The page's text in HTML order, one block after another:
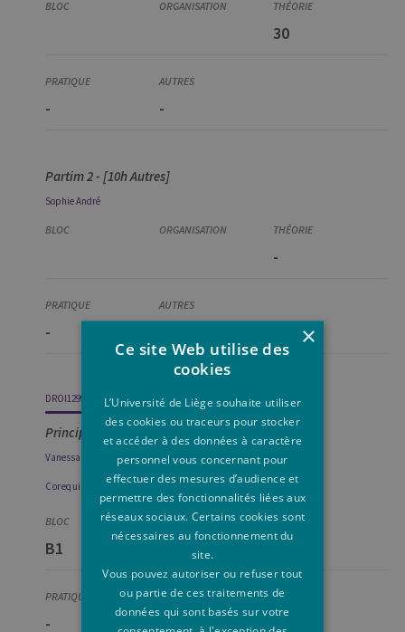
30
- -
Partim 2 - [10h Autres]
SophieAndré
-
-
DROI1299-1
Principes de procédure pénale
Vanessa Franssen
Corequis
DROI1268-1
Principes de droit pénal
B1
- 5
×
Ce site Web utilise des
cookies
L’Université de Liège souhaite utiliser
des cookies ou traceurs pour stocker
et accéder à des données à caractère
personnel vous concernant pour
effectuer des mesures d’audience et
permettre des fonctionnalités liées aux
réseaux sociaux. Certains cookies sont
nécessaires au fonctionnement du
site.
Vous pouvez autoriser ou refuser tout
ou partie de ces traitements de
données qui sont basés sur votre